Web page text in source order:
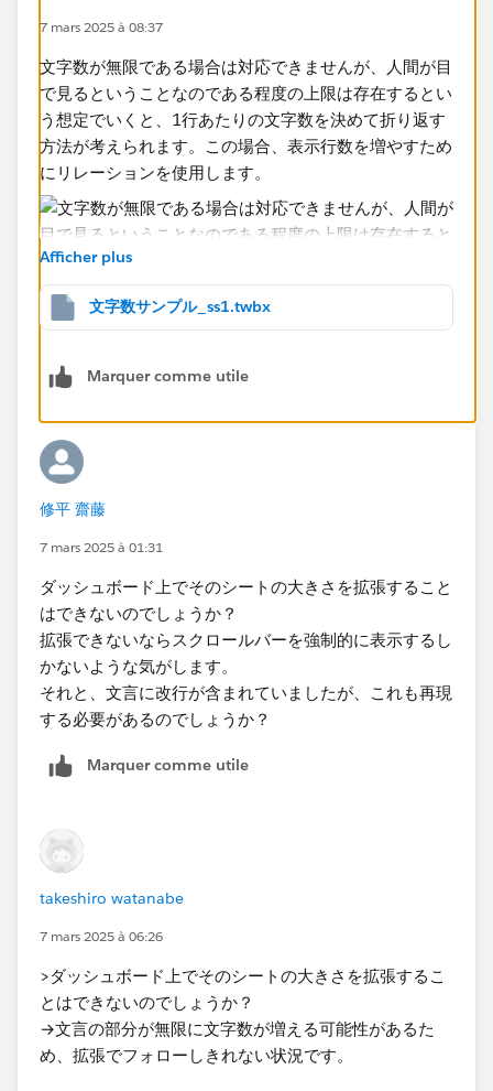
7 mars 2025 à 08:37
文字数が無限である場合は対応できませんが、人間が目
で見るということなのである程度の上限は存在するとい
う想定でいくと、1行あたりの文字数を決めて折り返す
方法が考えられます。この場合、表示行数を増やすため
にリレーションを使用します。
設計内容については実物を見たほうが早いと思いますの
で、添付ファイルを見てみてください。
Afficher plus
文字数サンプル_ss1.twbx
Marquer comme utile
修平 齋藤
7 mars 2025 à 01:31
ダッシュボード上でそのシートの大きさを拡張すること
はできないのでしょうか？
拡張できないならスクロールバーを強制的に表示するし
かないような気がします。
それと、文言に改行が含まれていましたが、これも再現
する必要があるのでしょうか？
Marquer comme utile
takeshiro watanabe
7 mars 2025 à 06:26
>ダッシュボード上でそのシートの大きさを拡張するこ
とはできないのでしょうか？
→文言の部分が無限に文字数が増える可能性があるた
め、拡張でフォローしきれない状況です。